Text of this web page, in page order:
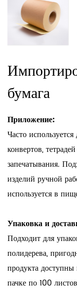
бумага
Приложение:
Часто
конвертов,
запечатывания.
изделий ручной
используется в
Упаковка и
Подходит для
полидерева,
продукта доступны
пачке по 100